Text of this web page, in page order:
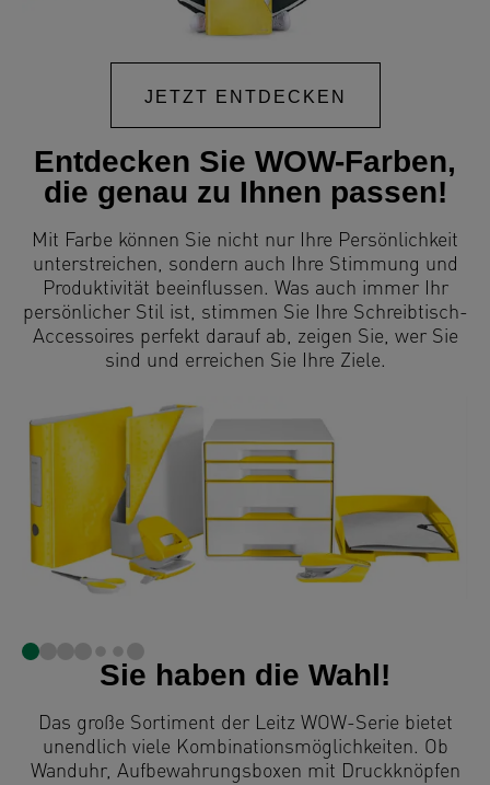
JETZT ENTDECKEN
Entdecken Sie WOW-Farben,
die genau zu Ihnen passen!
Mit Farbe können Sie nicht nur Ihre Persönlichkeit
unterstreichen, sondern auch Ihre Stimmung und
Produktivität beeinflussen. Was auch immer Ihr
persönlicher Stil ist, stimmen Sie Ihre Schreibtisch-
Accessoires perfekt darauf ab, zeigen Sie, wer Sie
sind und erreichen Sie Ihre Ziele.
Sie haben die Wahl!
Das große Sortiment der Leitz WOW-Serie bietet
unendlich viele Kombinationsmöglichkeiten. Ob
Wanduhr, Aufbewahrungsboxen mit Druckknöpfen